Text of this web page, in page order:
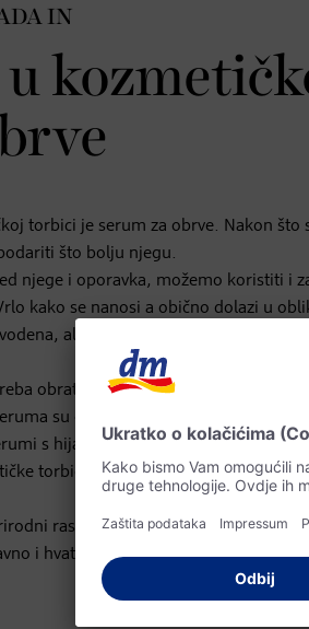
IN
torbici je serum za obrve. Nakon
što bolju njegu.
njege i oporavka, možemo koristiti i
kako se nanosi a obično dolazi u
ali može biti i uljana.
obratiti na sastojke, jer neki mogu
su često obogaćene proteinima i
s hijaluronskom kiselinom
torbice dolazi s police alverde
rast obrva zahvaljujući
i hvata svaku dlaku. Veganska